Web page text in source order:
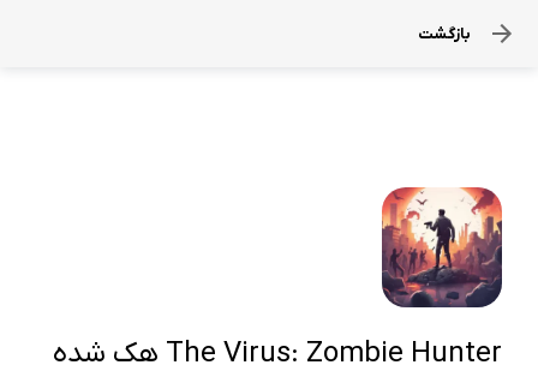
بازگشت
The Virus: Zombie Hunter هک شده